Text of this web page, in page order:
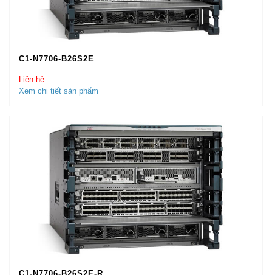
C1-N7706-B26S2E
Liên hệ
Xem chi tiết sản phẩm